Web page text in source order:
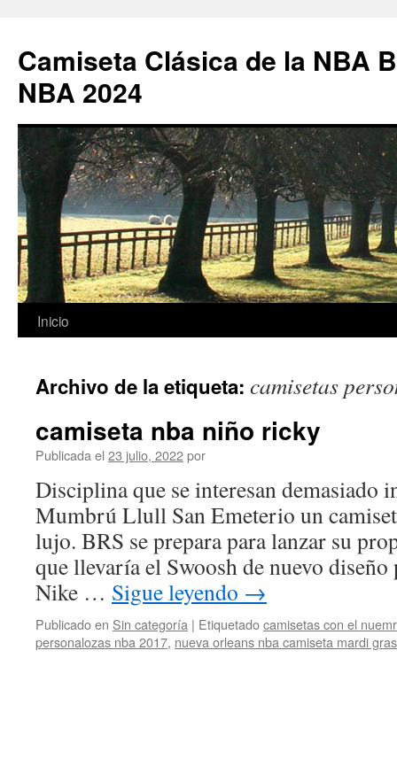
Camiseta Clásica de la NBA
NBA 2024
Saltar
contenido
Inicio
Archivo de la etiqueta: camisetas
camiseta nba niño ricky
Publicada el 23 julio, 2022por
Disciplina que se interesan demasiado
Mumbrú Llull San Emeterio un
lujo. BRS se prepara para lanzar su
que llevaría el Swoosh de nuevo
Nike … Sigue leyendo →
Publicado en Sin categoría | Etiquetadocamisetas con el
personalozas nba 2017, nueva orleans nba camiseta mardi gras